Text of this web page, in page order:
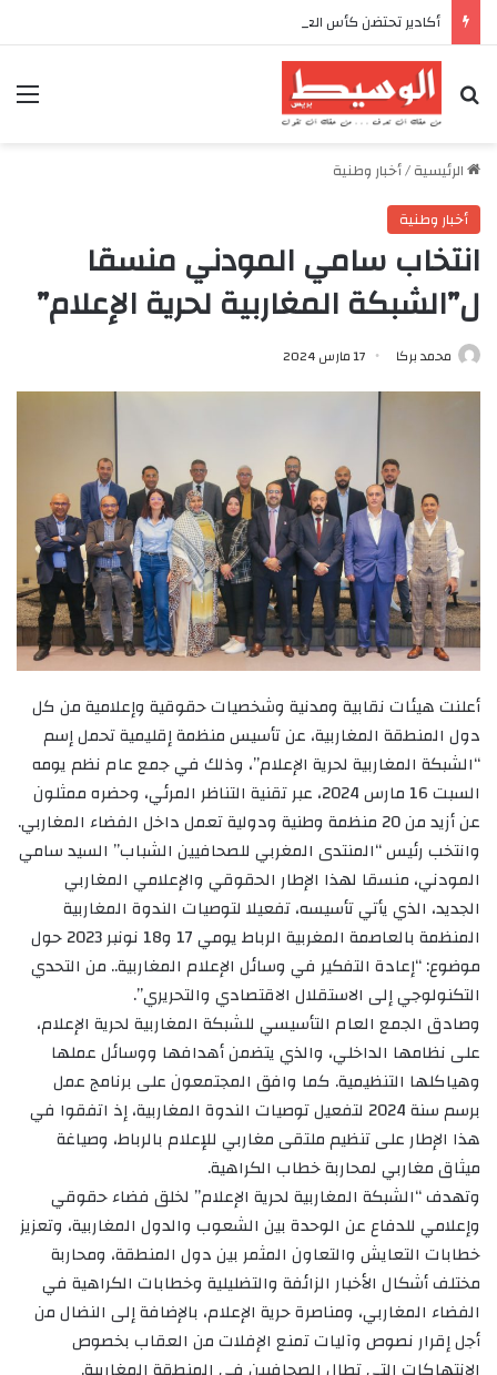
بحث عن
الرئيسية/أخبار وطنية
أخبار وطنية
انتخاب سامي المودني منسقا
ل”الشبكة المغاربية لحرية الإعلام”
محمد بركا 17 مارس 2024
أعلنت هيئات نقابية ومدنية وشخصيات حقوقية وإعلامية من كل
دول المنطقة المغاربية، عن تأسيس منظمة إقليمية تحمل إسم
“الشبكة المغاربية لحرية الإعلام”، وذلك في جمع عام نظم يومه
السبت 16 مارس 2024، عبر تقنية التناظر المرئي، وحضره ممثلون
عن أزيد من 20 منظمة وطنية ودولية تعمل داخل الفضاء المغاربي.
وانتخب رئيس “المنتدى المغربي للصحافيين الشباب” السيد سامي
المودني، منسقا لهذا الإطار الحقوقي والإعلامي المغاربي
الجديد، الذي يأتي تأسيسه، تفعيلا لتوصيات الندوة المغاربية
المنظمة بالعاصمة المغربية الرباط يومي 17 و18 نونبر 2023 حول
موضوع: “إعادة التفكير في وسائل الإعلام المغاربية.. من التحدي
التكنولوجي إلى الاستقلال الاقتصادي والتحريري”.
وصادق الجمع العام التأسيسي للشبكة المغاربية لحرية الإعلام،
على نظامها الداخلي، والذي يتضمن أهدافها ووسائل عملها
وهياكلها التنظيمية. كما وافق المجتمعون على برنامج عمل
برسم سنة 2024 لتفعيل توصيات الندوة المغاربية، إذ اتفقوا في
هذا الإطار على تنظيم ملتقى مغاربي للإعلام بالرباط، وصياغة
ميثاق مغاربي لمحاربة خطاب الكراهية.
وتهدف “الشبكة المغاربية لحرية الإعلام” لخلق فضاء حقوقي
وإعلامي للدفاع عن الوحدة بين الشعوب والدول المغاربية، وتعزيز
خطابات التعايش والتعاون المثمر بين دول المنطقة، ومحاربة
مختلف أشكال الأخبار الزائفة والتضليلية وخطابات الكراهية في
الفضاء المغاربي، ومناصرة حرية الإعلام، بالإضافة إلى النضال من
أجل إقرار نصوص وآليات تمنع الإفلات من العقاب بخصوص